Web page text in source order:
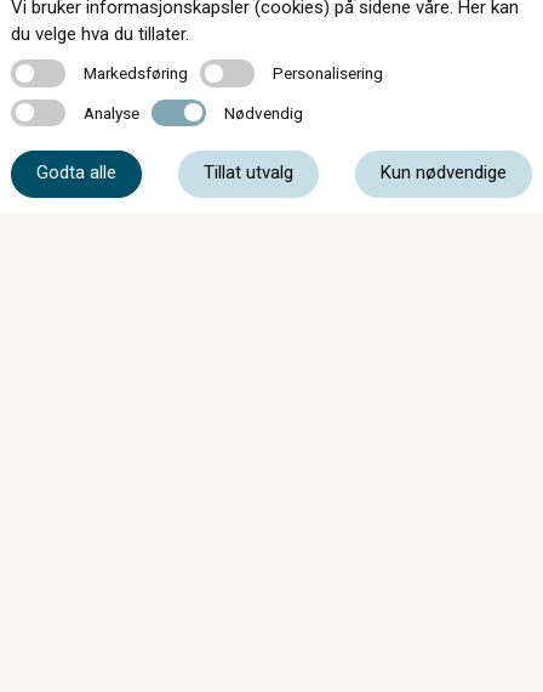
Kontakt oss
Vi bruker informasjonskapsler (cookies) på sidene våre. Her kan
du velge hva du tillater.
MarkedsføringMarkedsføring PersonaliseringPersonalisering
Analyse Analyse Nødvendig Nødvendig
Godta alle Tillat utvalg Kun nødvendige